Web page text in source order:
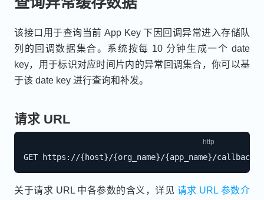
该接口用于查询当前 App Key 下因回调异常进入存储队
列的回调数据集合。系统按每 10 分钟生成一个 date
key，用于标识对应时间片内的异常回调集合，你可以基
于该 date key 进行查询和补发。
请求 URL
关于请求 URL 中各参数的含义，详见 请求 URL 参数介